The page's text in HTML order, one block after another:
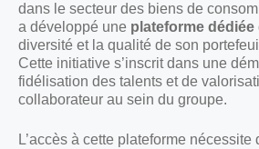
dans le secteur des biens de
a développé une plateforme dédiée
diversité et la qualité de son
Cette initiative s’inscrit dans une
fidélisation des talents et de
collaborateur au sein du groupe.
L’accès à cette plateforme